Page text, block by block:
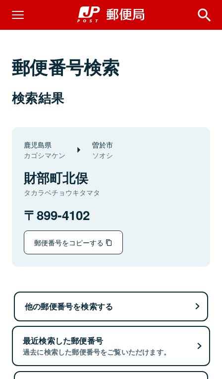
郵便番号検索
検索結果
鹿児島県
カゴシマケン
曽於市
ソオシ
財部町北俣
タカラベチョウキタマタ
899-4102
郵便番号をコピーする
他の郵便番号を検索する
最近検索した郵便番号
過去に検索した郵便番号をご覧いただけます。